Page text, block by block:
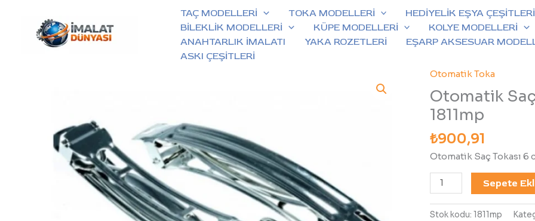
TAÇ MODELLERİ TOKA MODELLERİ
HEDİYELİK EŞYA ÇEŞİTLERİ
BİLEKLİK MODELLERİ
KÜPE MODELLERİ
KOLYE MODELLERİ
ANAHTARLIK İMALATI
YAKA ROZETLERİ
EŞARP AKSESUAR
ASKI ÇEŞİTLERİ
Otomatik Toka
Otomatik
1811mp
₺900,91
Otomatik Saç Tokası 6
Otomatik
Saç
Tokası
6
cm
100
Adet
1811mp
adet
Sepete
Stok kodu: 1811mp